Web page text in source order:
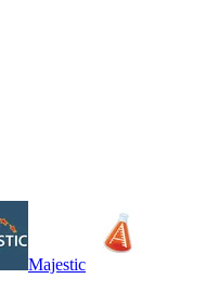
Majestic